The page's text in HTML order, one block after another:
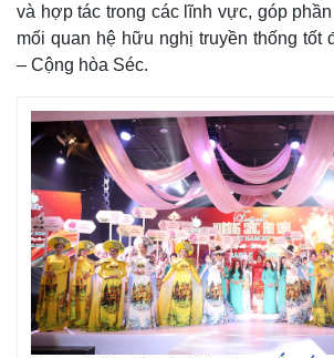
Pháp luật
Vụ án
Tin nóng
Tư vấn luật
Quân
Vũ khí
Việt Nam
Phân tích
và hợp tác trong các lĩnh vực, góp
mối quan hệ hữu nghị truyền thống tốt
– Cộng hòa Séc.